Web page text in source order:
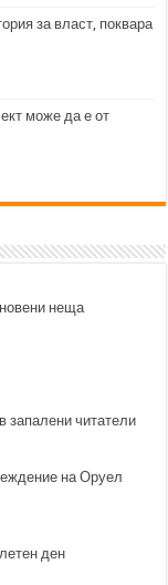
за власт, поквара
може да е от
неща
запалени читатели
на Оруел
ден